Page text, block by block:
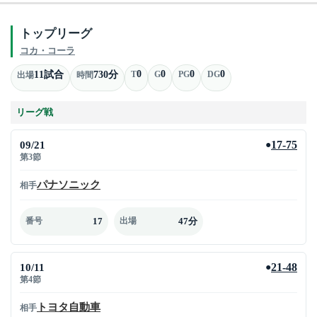
トップリーグ
コカ・コーラ
出場11試合 時間730分 T0 G0 PG0 DG0
リーグ戦
09/21
第3節
●17-75
相手パナソニック
番号 17 出場 47分
10/11
第4節
●21-48
相手 トヨタ自動車